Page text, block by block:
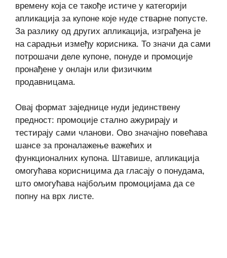
времену која се такође истиче у категорији
апликација за купоне које нуде стварне попусте.
За разлику од других апликација, изграђена је
на сарадњи између корисника. То значи да сами
потрошачи деле купоне, понуде и промоције
пронађене у онлајн или физичким
продавницама.
Овај формат заједнице нуди јединствену
предност: промоције стално ажурирају и
тестирају сами чланови. Ово значајно повећава
шансе за проналажење важећих и
функционалних купона. Штавише, апликација
омогућава корисницима да гласају о понудама,
што омогућава најбољим промоцијама да се
попну на врх листе.